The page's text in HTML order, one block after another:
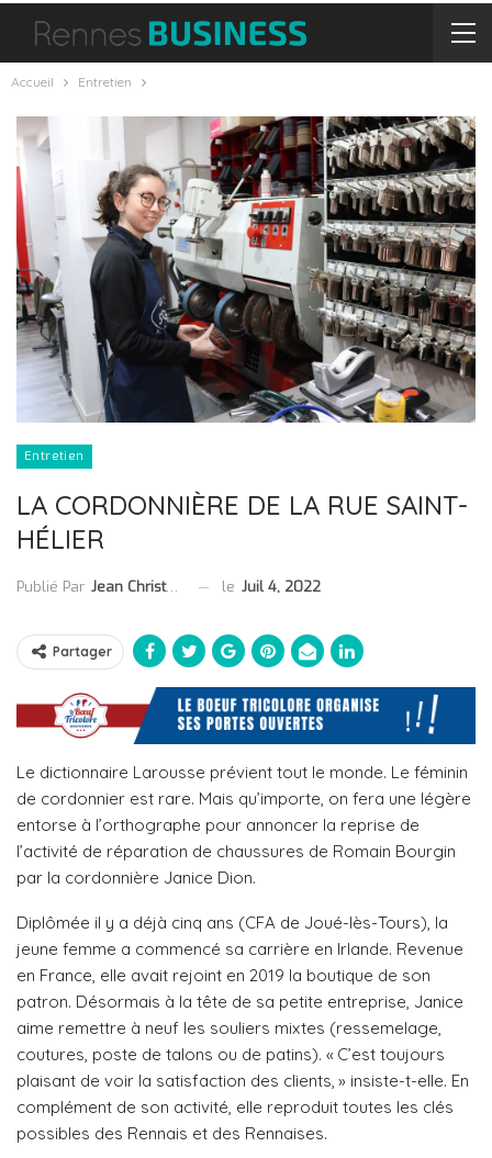
Accueil Entretien
Entretien
LA CORDONNIÈRE DE LA RUE SAINT-
HÉLIER
Publié Par Jean Christophe Collet le Juil 4, 2022
Partager
Le dictionnaire Larousse prévient tout le monde. Le féminin
de cordonnier est rare. Mais qu’importe, on fera une légère
entorse à l’orthographe pour annoncer la reprise de
l’activité de réparation de chaussures de Romain Bourgin
par la cordonnière Janice Dion.
Diplômée il y a déjà cinq ans (CFA de Joué-lès-Tours), la
jeune femme a commencé sa carrière en Irlande. Revenue
en France, elle avait rejoint en 2019 la boutique de son
patron. Désormais à la tête de sa petite entreprise, Janice
aime remettre à neuf les souliers mixtes (ressemelage,
coutures, poste de talons ou de patins). « C’est toujours
plaisant de voir la satisfaction des clients, » insiste-t-elle. En
complément de son activité, elle reproduit toutes les clés
possibles des Rennais et des Rennaises.